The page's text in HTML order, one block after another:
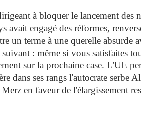
à bloquer le lancement des
avait engagé des réformes,
un terme à une querelle absurde
: même si vous satisfaites
sur la prochaine case. L'UE
dans ses rangs l'autocrate serbe
en faveur de l'élargissement